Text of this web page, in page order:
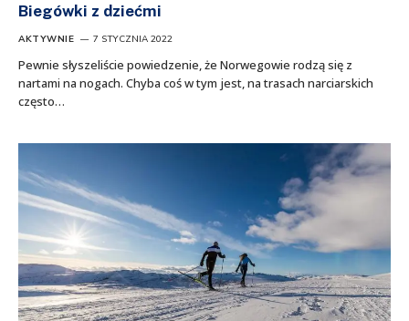
Biegówki z dziećmi
AKTYWNIE 7 STYCZNIA 2022
Pewnie słyszeliście powiedzenie, że Norwegowie rodzą się z
nartami na nogach. Chyba coś w tym jest, na trasach narciarskich
często…